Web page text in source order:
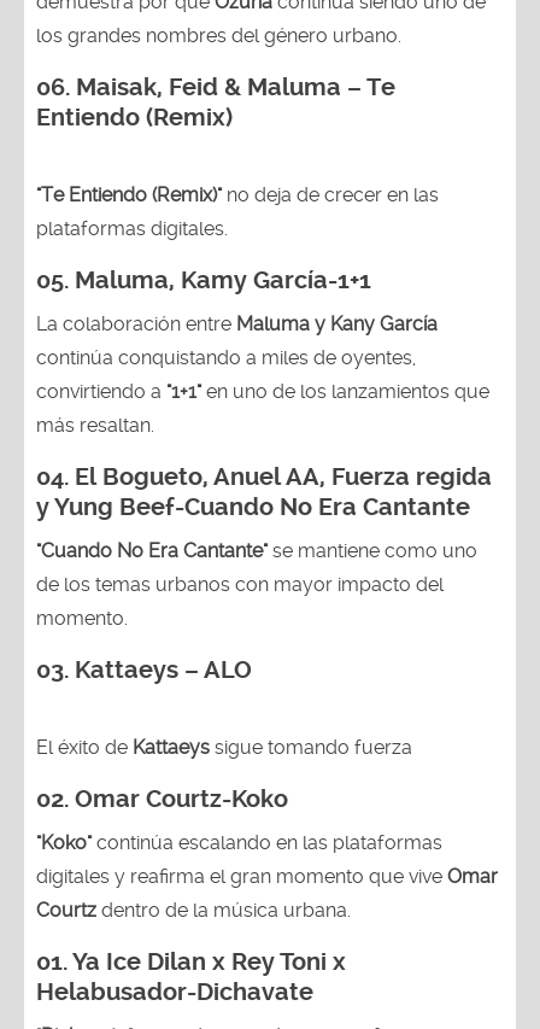
los grandes nombres del género urbano.
06. Maisak, Feid & Maluma – Te
Entiendo (Remix)
"Te Entiendo (Remix)"no deja de crecer en las
plataformas digitales.
05. Maluma, Kamy García-1+1
La colaboración entre Maluma y Kany García
continúa conquistando a miles de oyentes,
convirtiendo a "1+1"en uno de los lanzamientos que
más resaltan.
04. El Bogueto, Anuel AA, Fuerza regida
y Yung Beef-Cuando No Era Cantante
"Cuando No Era Cantante"se mantiene como uno
de los temas urbanos con mayor impacto del
momento.
03. Kattaeys – ALO
El éxito de Kattaeys sigue tomando fuerza
02. Omar Courtz-Koko
"Koko"continúa escalando en las plataformas
digitales y reafirma el gran momento que vive Omar
Courtz dentro de la música urbana.
01.Ya Ice Dilan x Rey Toni x
Helabusador-Dichavate